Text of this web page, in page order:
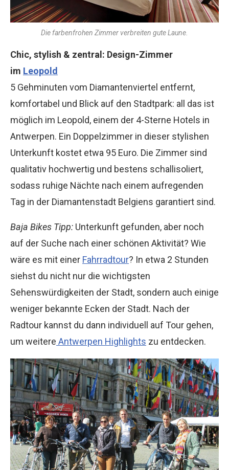
Die farbenfrohen Zimmer verbreiten gute Laune.
Chic, stylish & zentral: Design-Zimmer
im Leopold
5 Gehminuten vom Diamantenviertel entfernt,
komfortabel und Blick auf den Stadtpark: all das ist
möglich im Leopold, einem der 4-Sterne Hotels in
Antwerpen. Ein Doppelzimmer in dieser stylishen
Unterkunft kostet etwa 95 Euro. Die Zimmer sind
qualitativ hochwertig und bestens schallisoliert,
sodass ruhige Nächte nach einem aufregenden
Tag in der Diamantenstadt Belgiens garantiert sind.
Baja Bikes Tipp: Unterkunft gefunden, aber noch
auf der Suche nach einer schönen Aktivität? Wie
wäre es mit einer Fahrradtour? In etwa 2 Stunden
siehst du nicht nur die wichtigsten
Sehenswürdigkeiten der Stadt, sondern auch einige
weniger bekannte Ecken der Stadt. Nach der
Radtour kannst du dann individuell auf Tour gehen,
um weitere Antwerpen Highlights zu entdecken.